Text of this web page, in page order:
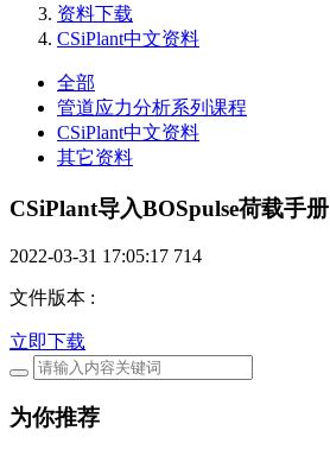
资料下载
CSiPlant中文资料
全部
管道应力分析系列课程
CSiPlant中文资料
其它资料
CSiPlant导入BOSpulse荷载手册
2022-03-31 17:05:17 714
文件版本 :
立即下载
为你推荐